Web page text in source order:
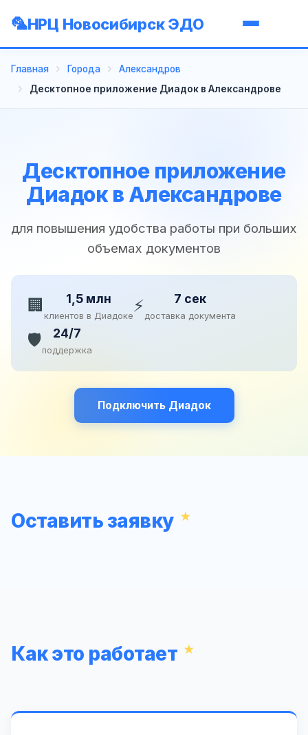
НРЦ Новосибирск ЭДО
Главная Города
Александров
Десктопное приложение Диадок в Александрове
Десктопное приложение
Диадок в Александрове
для повышения удобства работы при больших
объемах документов
🏢 1,5 млн
клиентов в Диадоке⚡ 7 сек
доставка документа
🛡️ 24/7
поддержка
Подключить Диадок
Оставить заявку
Как это работает